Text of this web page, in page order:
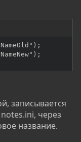
записывается
через
название.